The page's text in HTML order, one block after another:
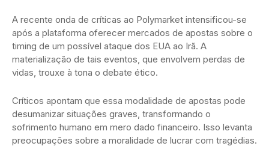
A recente onda de críticas ao Polymarket intensificou-se
após a plataforma oferecer mercados de apostas sobre o
timing de um possível ataque dos EUA ao Irã. A
materialização de tais eventos, que envolvem perdas de
vidas, trouxe à tona o debate ético.
Críticos apontam que essa modalidade de apostas pode
desumanizar situações graves, transformando o
sofrimento humano em mero dado financeiro. Isso levanta
preocupações sobre a moralidade de lucrar com tragédias.